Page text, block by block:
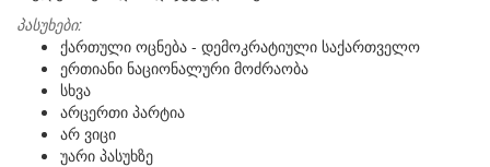
პასუხები:
ქართული ოცნება - დემოკრატიული საქართველო
ერთიანი ნაციონალური მოძრაობა
სხვა
არცერთი პარტია
არ ვიცი
უარი პასუხზე